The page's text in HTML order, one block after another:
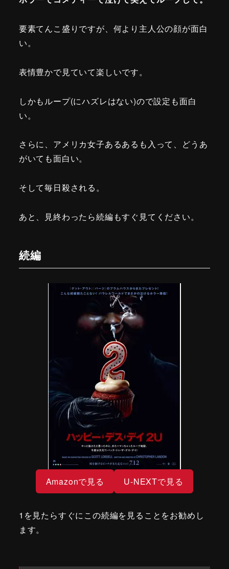
要素てんこ盛りですが、何より主人公の顔が面白
い。
表情豊かで見ていて楽しいです。
しかもループ(にハズレはない)ので設定も面白
い。
さらに、アメリカ女子あるあるも入って、どうあ
がいても面白い。
そして毎日殺される。
あと、見終わったら続編もすぐ見てください。
続編
Amazonで見る U-NEXTで見る
1を見たらすぐにこの続編を見ることをお勧めし
ます。